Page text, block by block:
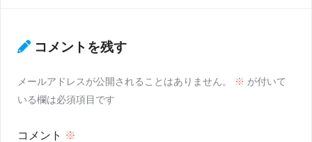
コメントを残す
メールアドレスが公開されることはありません。 ※ が付いて
いる欄は必須項目です
コメント ※